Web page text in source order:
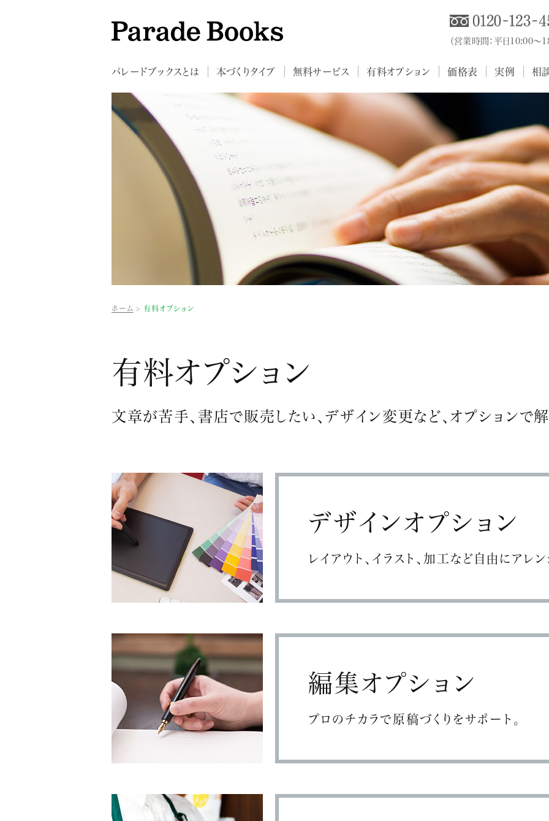
（営業時間：平日10:00
パレードブックスとは 本づくりタイプ 無料サービス 有料オプション 価格表 実例 相
ホーム 有料オプション
有料オプション
文章が苦手、書店で販売したい、デザイン変更など、オプションで
デザインオプション
レイアウト、イラスト、加工など自由にアレン
編集オプション
プロのチカラで原稿づくりをサポート。